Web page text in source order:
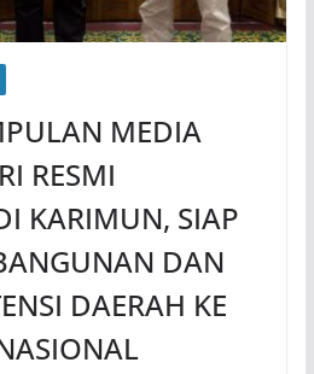
MEDIA
RESMI
KARIMUN, SIAP
DAN
DAERAH KE